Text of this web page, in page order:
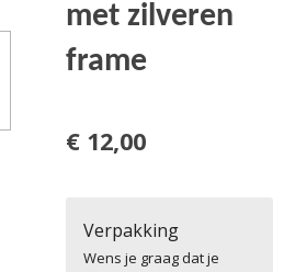
met zilveren
frame
€ 12,00
Verpakking
Wens je graag dat je